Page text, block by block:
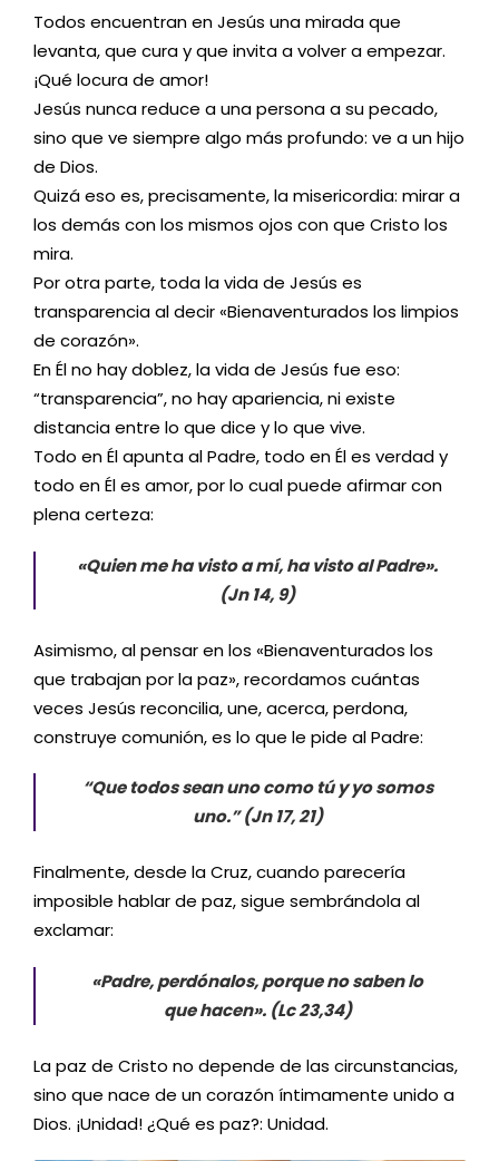
Todos encuentran en Jesús una mirada que
levanta, que cura y que invita a volver a empezar.
¡Qué locura de amor!
Jesús nunca reduce a una persona a su pecado,
sino que ve siempre algo más profundo: ve a un hijo
de Dios.
Quizá eso es, precisamente, la misericordia: mirar a
los demás con los mismos ojos con que Cristo los
mira.
Por otra parte, toda la vida de Jesús es
transparencia al decir «Bienaventurados los limpios
de corazón».
En Él no hay doblez, la vida de Jesús fue eso:
“transparencia”, no hay apariencia, ni existe
distancia entre lo que dice y lo que vive.
Todo en Él apunta al Padre, todo en Él es verdad y
todo en Él es amor, por lo cual puede afirmar con
plena certeza:
«Quien me ha visto a mí, ha visto al Padre».
(Jn 14, 9)
Asimismo, al pensar en los «Bienaventurados los
que trabajan por la paz», recordamos cuántas
veces Jesús reconcilia, une, acerca, perdona,
construye comunión, es lo que le pide al Padre:
“Que todos sean uno como tú y yo somos
uno.” (Jn 17, 21)
Finalmente, desde la Cruz, cuando parecería
imposible hablar de paz, sigue sembrándola al
exclamar:
«Padre, perdónalos, porque no saben lo
que hacen». (Lc 23,34)
La paz de Cristo no depende de las circunstancias,
sino que nace de un corazón íntimamente unido a
Dios. ¡Unidad! ¿Qué es paz?: Unidad.